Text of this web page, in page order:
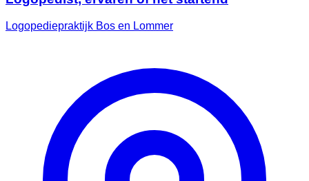
Logopediepraktijk Bos en Lommer